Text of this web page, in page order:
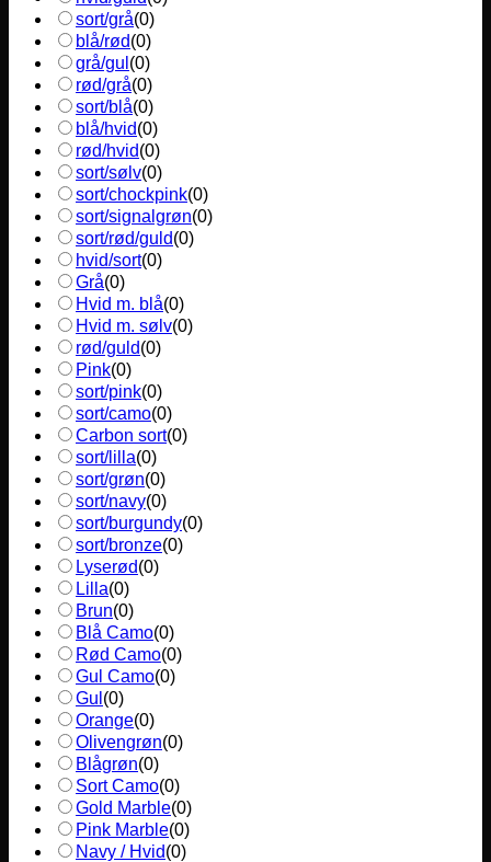
sort/grå(0)
blå/rød(0)
grå/gul (0)
rød/grå(0)
sort/blå(0)
blå/hvid(0)
rød/hvid(0)
sort/sølv(0)
sort/chockpink(0)
sort/signalgrøn(0)
sort/rød/guld(0)
hvid/sort(0)
Grå(0)
Hvid m. blå(0)
Hvid m. sølv(0)
rød/guld(0)
Pink(0)
sort/pink(0)
sort/camo(0)
Carbon sort(0)
sort/lilla(0)
sort/grøn(0)
sort/navy(0)
sort/burgundy(0)
sort/bronze(0)
Lyserød(0)
Lilla(0)
Brun(0)
Blå Camo(0)
Rød Camo(0)
Gul Camo(0)
Gul (0)
Orange(0)
Olivengrøn(0)
Blågrøn(0)
Sort Camo(0)
Gold Marble(0)
Pink Marble(0)
Navy / Hvid(0)